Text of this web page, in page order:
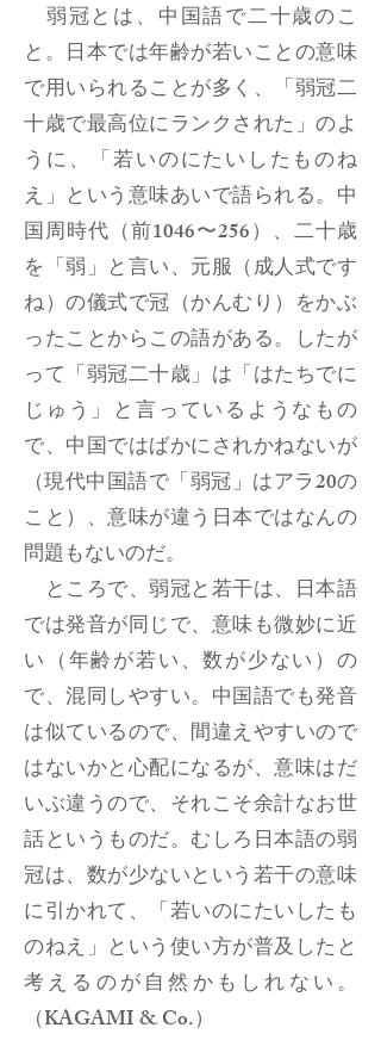
弱冠とは、中国語で二十歳のこ
と。日本では年齢が若いことの意味
で用いられることが多く、「弱冠二
十歳で最高位にランクされた」のよ
うに、「若いのにたいしたものね
え」という意味あいで語られる。中
国周時代（前1046〜256）、二十歳
を「弱」と言い、元服（成人式です
ね）の儀式で冠（かんむり）をかぶ
ったことからこの語がある。したが
って「弱冠二十歳」は「はたちでに
じゅう」と言っているようなもの
で、中国ではばかにされかねないが
（現代中国語で「弱冠」はアラ20の
こと）、意味が違う日本ではなんの
問題もないのだ。
ところで、弱冠と若干は、日本語
では発音が同じで、意味も微妙に近
い（年齢が若い、数が少ない）の
で、混同しやすい。中国語でも発音
は似ているので、間違えやすいので
はないかと心配になるが、意味はだ
いぶ違うので、それこそ余計なお世
話というものだ。むしろ日本語の弱
冠は、数が少ないという若干の意味
に引かれて、「若いのにたいしたも
のねえ」という使い方が普及したと
考えるのが自然かもしれない。
（KAGAMI & Co.）